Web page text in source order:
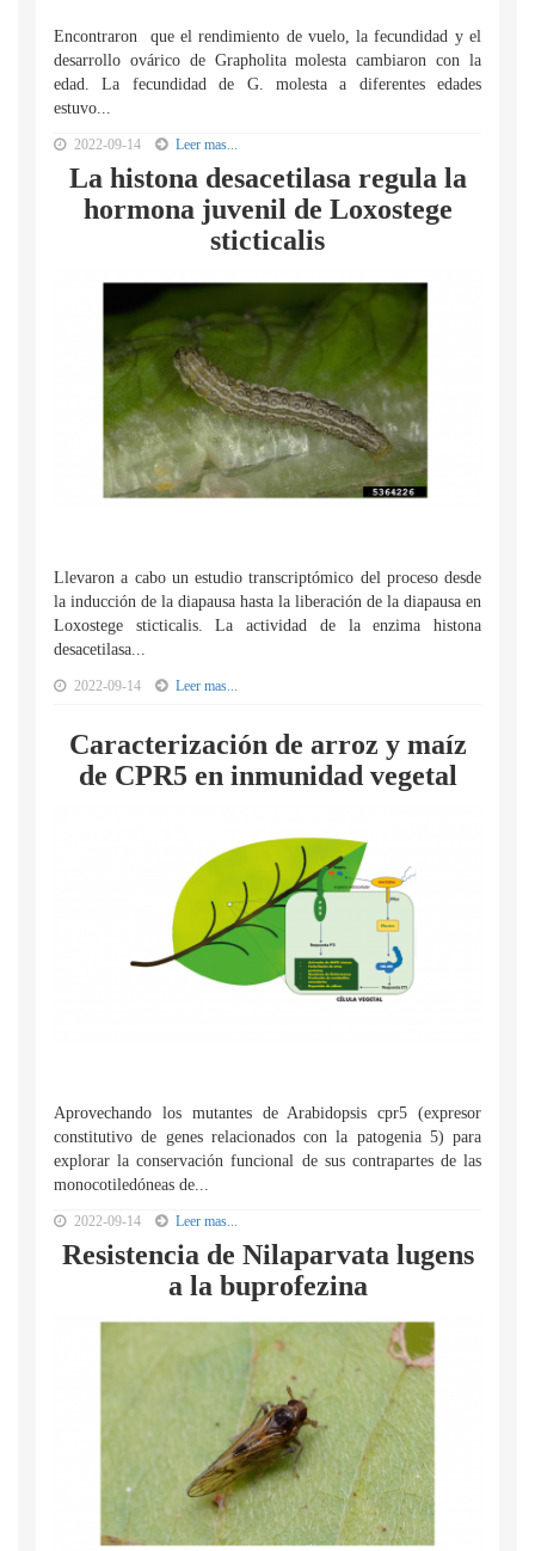
Encontraron que el rendimiento de vuelo, la fecundidad y el
desarrollo ovárico de Grapholita molesta cambiaron con la
edad. La fecundidad de G. molesta a diferentes edades
estuvo...
2022-09-14 Leer mas...
La histona desacetilasa regula la
hormona juvenil de Loxostege
sticticalis
Llevaron a cabo un estudio transcriptómico del proceso desde
la inducción de la diapausa hasta la liberación de la diapausa en
Loxostege sticticalis. La actividad de la enzima histona
desacetilasa...
2022-09-14 Leer mas...
Caracterización de arroz y maíz
de CPR5 en inmunidad vegetal
Aprovechando los mutantes de Arabidopsis cpr5 (expresor
constitutivo de genes relacionados con la patogenia 5) para
explorar la conservación funcional de sus contrapartes de las
monocotiledóneas de...
2022-09-14 Leer mas...
Resistencia de Nilaparvata lugens
a la buprofezina